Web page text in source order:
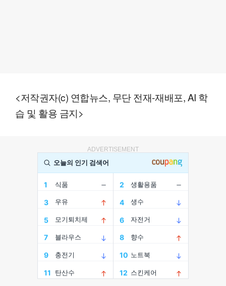
<저작권자(c) 연합뉴스, 무단 전재-재배포, AI 학
습 및 활용 금지>
ADVERTISEMENT